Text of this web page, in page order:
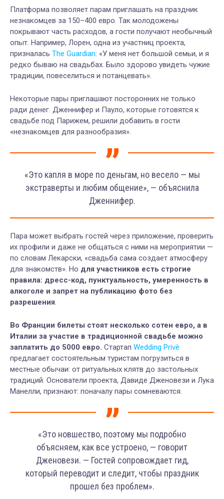
Платформа позволяет парам приглашать на праздник
незнакомцев за 150–400 евро. Так молодожены
покрывают часть расходов, а гости получают необычный
опыт. Например, Лорен, одна из участниц проекта,
призналась The Guardian: «У меня нет большой семьи, и я
редко бываю на свадьбах. Было здорово увидеть чужие
традиции, повеселиться и потанцевать».
Некоторые пары приглашают посторонних не только
ради денег. Дженнифер и Пауло, которые готовятся к
свадьбе под Парижем, решили добавить в гости
«незнакомцев для разнообразия».
«Это капля в море по деньгам, но весело — мы
экстраверты и любим общение», — объяснила
Дженнифер.
Пара может выбрать гостей через приложение, проверить
их профили и даже не общаться с ними на мероприятии —
по словам Лекарски, «свадьба сама создает атмосферу
для знакомств». Но для участников есть строгие
правила: дресс-код, пунктуальность, умеренность в
алкоголе и запрет на публикацию фото без
разрешения.
Во Франции билеты стоят несколько сотен евро, а в
Италии за участие в традиционной свадьбе можно
заплатить до 5000 евро. Стартап Wedding Privè
предлагает состоятельным туристам погрузиться в
местные обычаи: от ритуальных клятв до застольных
традиций. Основатели проекта, Давиде Дженовези и Лука
Манелли, признают: поначалу пары сомневаются.
«Это новшество, поэтому мы подробно
объясняем, как все устроено, — говорит
Дженовези. — Гостей сопровождает гид,
который переводит и следит, чтобы праздник
прошел без проблем».